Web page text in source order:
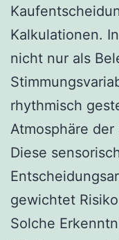
Kalkulationen.
nicht nur als
rhythmisch
Atmosphäre
Diese
gewichtet
Solche